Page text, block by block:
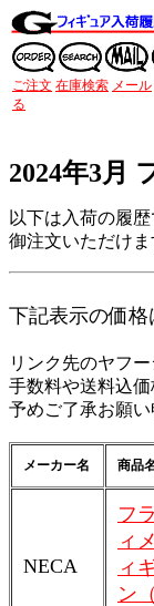
ご注文 在庫検索 メール
る
2024年3月
以下は入荷の履
御注文いただけ
下記表示の価
リンク先のヤフ
手数料や送料込
予めご了承お願い
メーカー名 商品
NECA
フ
ィ
ィ
ン